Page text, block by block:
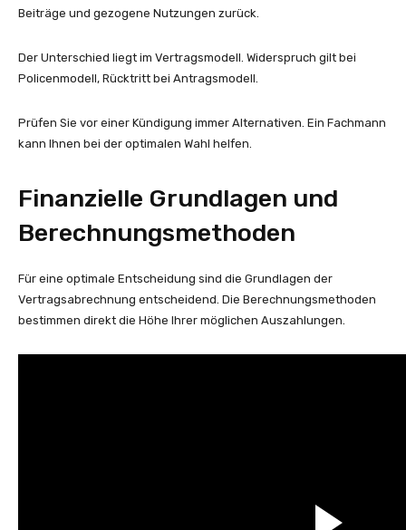
Beiträge und gezogene Nutzungen zurück.
Der Unterschied liegt im Vertragsmodell. Widerspruch gilt bei
Policenmodell, Rücktritt bei Antragsmodell.
Prüfen Sie vor einer Kündigung immer Alternativen. Ein Fachmann
kann Ihnen bei der optimalen Wahl helfen.
Finanzielle Grundlagen und
Berechnungsmethoden
Für eine optimale Entscheidung sind die Grundlagen der
Vertragsabrechnung entscheidend. Die Berechnungsmethoden
bestimmen direkt die Höhe Ihrer möglichen Auszahlungen.